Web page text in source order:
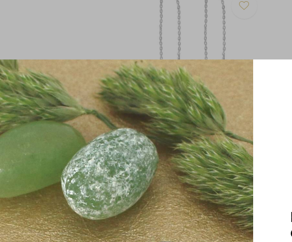
Doortrekoorbellen geel agaat zilver -
2237
€34,95
Incl. btw